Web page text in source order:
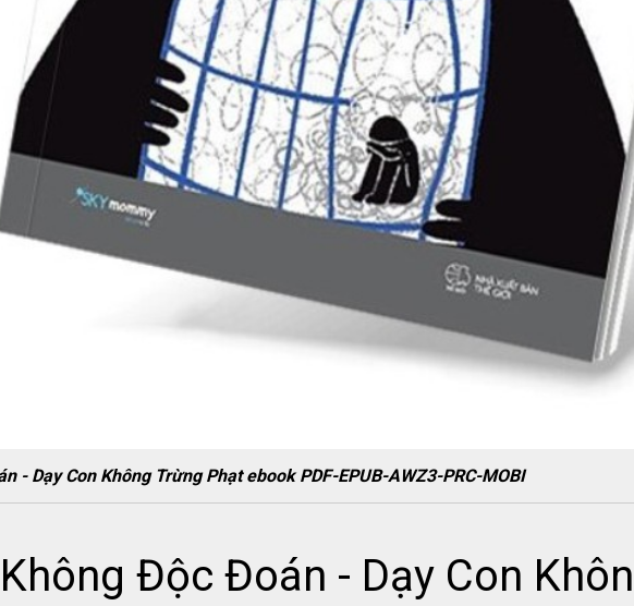
- Dạy Con Không Trừng Phạt ebook PDF-EPUB-AWZ3-PRC-MOBI
Độc Đoán - Dạy Con